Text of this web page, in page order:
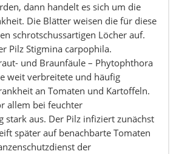
dann handelt es sich um die
Die Blätter weisen die für diese
schrotschussartigen Löcher auf.
Pilz Stigmina carpophila.
und Braunfäule – Phytophthora
weit verbreitete und häufig
an Tomaten und Kartoffeln.
allem bei feuchter
stark aus. Der Pilz infiziert zunächst
später auf benachbarte Tomaten
der